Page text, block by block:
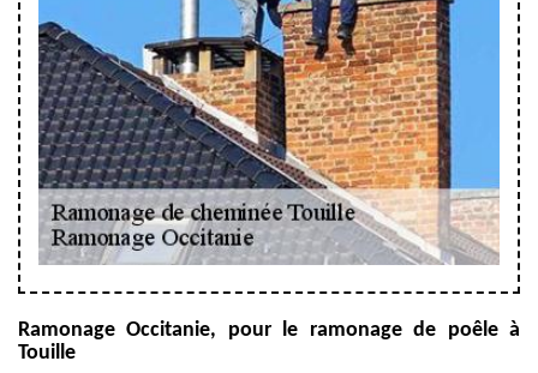
Ramonage Occitanie, pour le ramonage de poêle à
Touille